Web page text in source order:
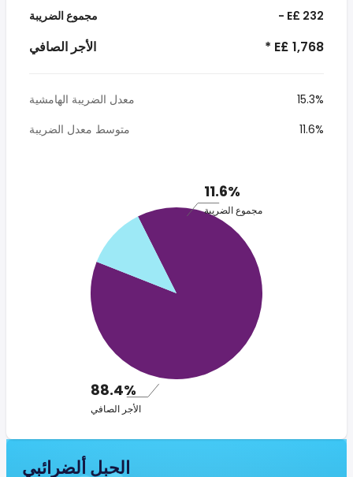
مجموع الضريبة - E£ 232
الأجر الصافي * E£ 1,768
معدل الضريبة الهامشية
15.3%
متوسط معدل الضريبة
11.6%
11.6%
مجموع الضريبة
88.4%
الأجر الصافي
الجبل ألضرائبي